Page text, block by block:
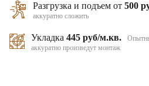
Разгрузка и подъем от500
аккуратно сложить
Укладка 445 руб/м.кв.
аккуратно произведут монтаж